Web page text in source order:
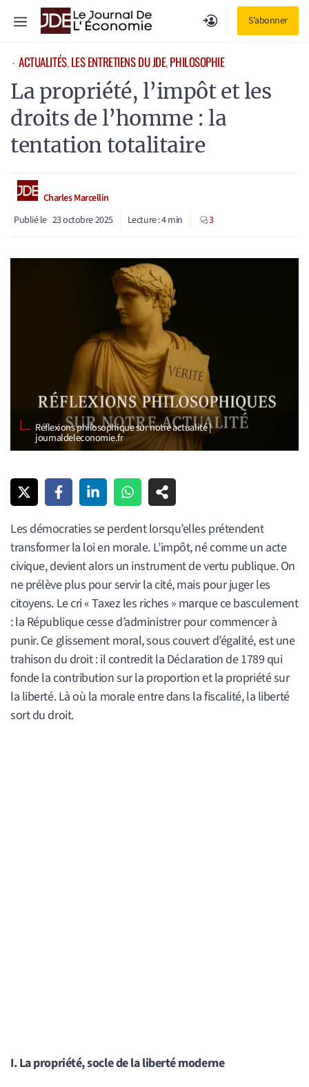
S'abonner
Menu
⋅ ACTUALITÉS, LES ENTRETIENS DU JDE, PHILOSOPHIE
La propriété, l’impôt et les
droits de l’homme : la
tentation totalitaire
Charles Marcellin
Publié le 23 octobre 2025 Lecture :4min 3
Réflexions philosophique sur notre actualité |
journaldeleconomie.fr
Les démocraties se perdent lorsqu’elles prétendent
transformer la loi en morale. L’impôt, né comme un acte
civique, devient alors un instrument de vertu publique. On
ne prélève plus pour servir la cité, mais pour juger les
citoyens. Le cri « Taxez les riches » marque ce basculement
: la République cesse d’administrer pour commencer à
punir. Ce glissement moral, sous couvert d’égalité, est une
trahison du droit : il contredit la Déclaration de 1789 qui
fonde la contribution sur la proportion et la propriété sur
la liberté. Là où la morale entre dans la fiscalité, la liberté
sort du droit.
I. La propriété, socle de la liberté moderne